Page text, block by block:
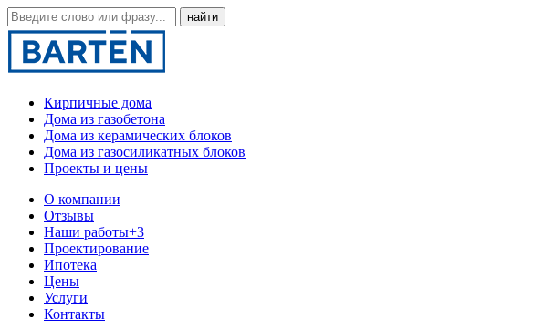
Кирпичные дома
Дома из газобетона
Дома из керамических блоков
Дома из газосиликатных блоков
Проекты и цены
О компании
Отзывы
Наши работы+3
Проектирование
Ипотека
Цены
Услуги
Контакты